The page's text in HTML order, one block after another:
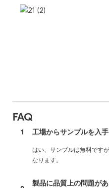
FAQ
1 工場からサンプルを入
はい、サンプルは無料です
なります。
製品に品質上の問題が